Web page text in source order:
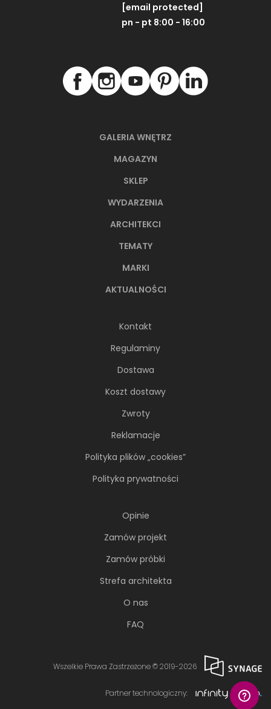
GALERIA WNĘTRZ
MAGAZYN
SKLEP
WYDARZENIA
ARCHITEKCI
TEMATY
MARKI
AKTUALNOŚCI
Kontakt
Regulaminy
Dostawa
Koszt dostawy
Zwroty
Reklamacje
Polityka plików „cookies”
Polityka prywatności
Opinie
Zamów projekt
Zamów próbki
Strefa architekta
O nas
FAQ
[email protected]
pn - pt 8:00 - 16:00
Wszelkie Prawa Zastrzeżone © 2019-2026
Partner technologiczny: